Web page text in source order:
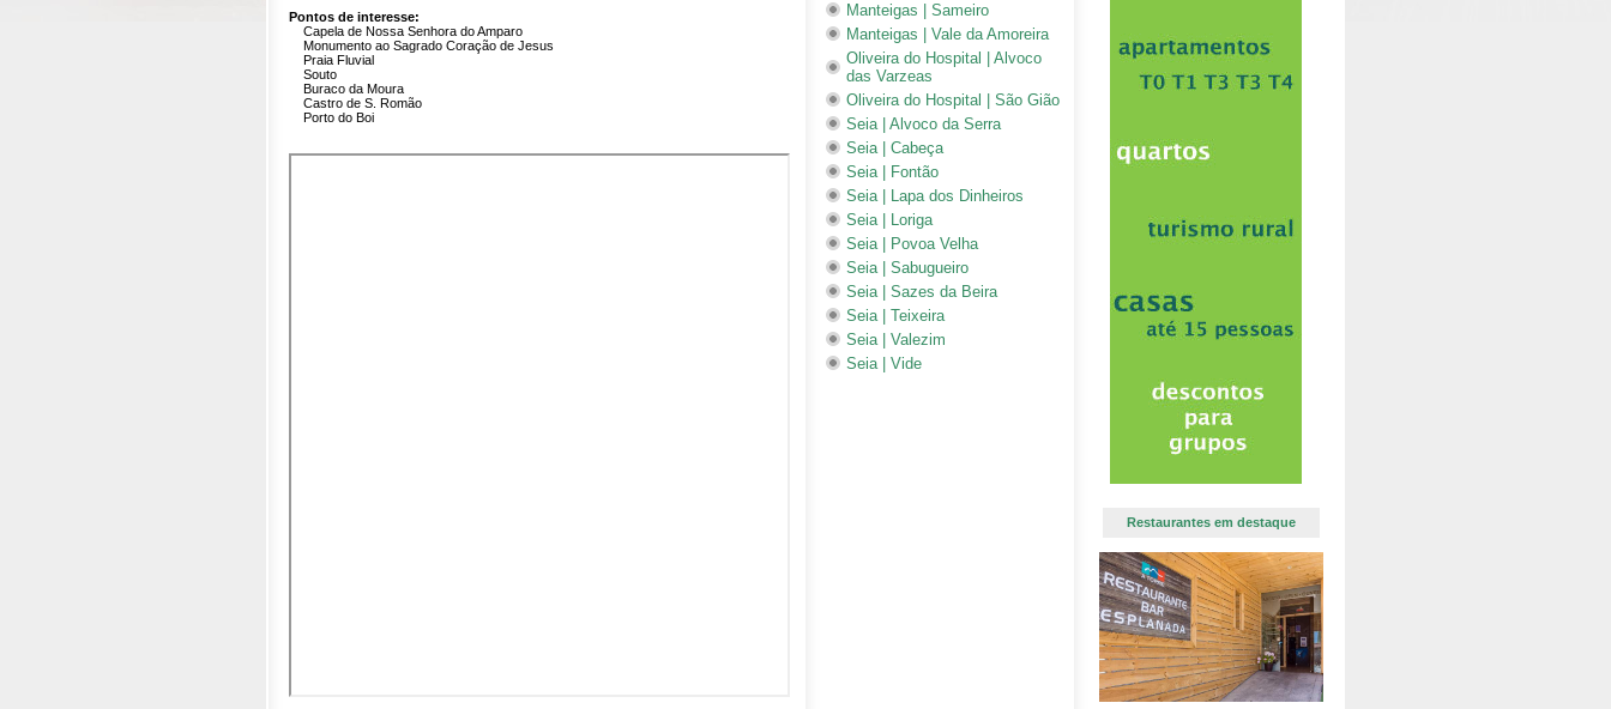
Pontos de interesse:
Capela de Nossa Senhora do Amparo
Monumento ao Sagrado Coração de Jesus
Praia Fluvial
Souto
Buraco da Moura
Castro de S. Romão
Porto do Boi
Manteigas | Sameiro
Manteigas | Vale da Amoreira
Oliveira do Hospital | Alvoco
das Varzeas
Oliveira do Hospital | São Gião
Seia | Alvoco da Serra
Seia | Cabeça
Seia | Fontão
Seia | Lapa dos Dinheiros
Seia | Loriga
Seia | Povoa Velha
Seia | Sabugueiro
Seia | Sazes da Beira
Seia | Teixeira
Seia | Valezim
Seia | Vide
Restaurantes em destaque